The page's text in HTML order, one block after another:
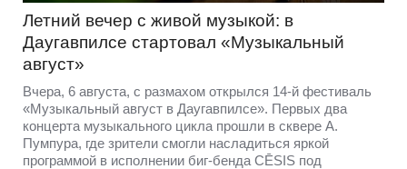
Летний вечер с живой музыкой: в
Даугавпилсе стартовал «Музыкальный
август»
Вчера, 6 августа, с размахом открылся 14-й фестиваль
«Музыкальный август в Даугавпилсе». Первых два
концерта музыкального цикла прошли в сквере А.
Пумпура, где зрители смогли насладиться яркой
программой в исполнении биг-бенда CĒSIS под